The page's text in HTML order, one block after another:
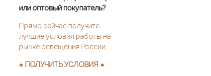
или оптовый покупатель?
Прямо сейчас получите
лучшие условия работы на
рынке освещения России.
● ПОЛУЧИТЬ УСЛОВИЯ ●